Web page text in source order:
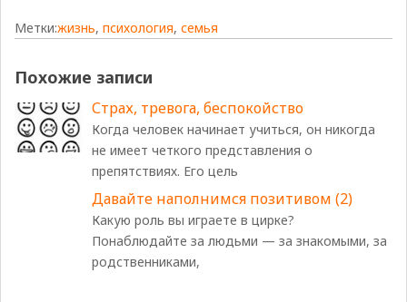
Метки:жизнь,психология,семья
Похожие записи
Страх, тревога, беспокойство
Когда человек начинает учиться, он никогда
не имеет четкого представления о
препятствиях. Его цель
Давайте наполнимся позитивом (2)
Какую роль вы играете в цирке?
Понаблюдайте за людьми — за знакомыми, за
родственниками,